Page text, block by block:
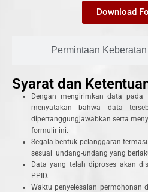
Permintaan
Download
Syarat dan
Dengan mengirimkan data
menyatakan bahwa data
dipertanggungjawabkan serta
formulir ini.
Segala bentuk pelanggaran
sesuai undang-undang yang
Data yang telah diproses akan
PPID.
Waktu penyelesaian permohonan